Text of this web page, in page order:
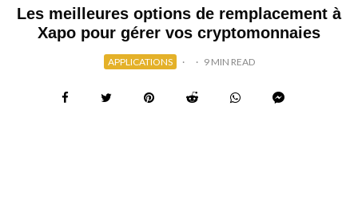
Les meilleures options de remplacement à
Xapo pour gérer vos cryptomonnaies
APPLICATIONS · · 9 MIN READ